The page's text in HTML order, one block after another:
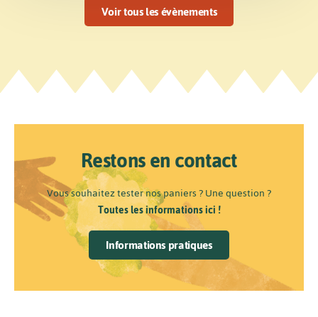
Voir tous les évènements
Restons en contact
Vous souhaitez tester nos paniers ? Une question ?
Toutes les informations ici !
Informations pratiques